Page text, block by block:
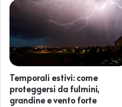
Temporali estivi: come
proteggersi da fulmini,
grandine e vento forte